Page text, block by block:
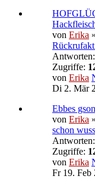
von Erika
Antworten:
Zugriffe:
von Erika
Di 2. Mär
Ebbes
von Erika
schon
Antworten:
Zugriffe:
von Erika
Fr 19. Feb